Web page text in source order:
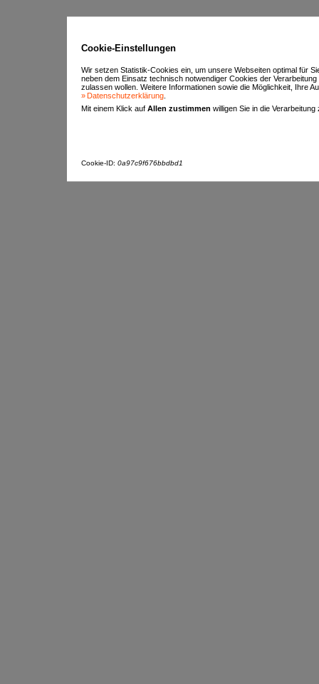
Cookie-Einstellungen
Wir setzen Statistik-Cookies ein, um unsere Webseiten optimal für
neben dem Einsatz technisch notwendiger Cookies der
zulassen wollen. Weitere Informationen sowie die Möglichkeit, Ihre
Datenschutzerklärung
Mit einem Klick auf Allen zustimmen willigen Sie in die
Cookie-ID: 0a97c9f676bbdbd1